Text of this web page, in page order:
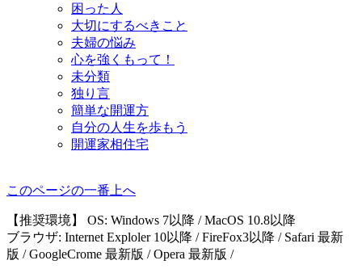
困った人
大切にするべきこと
夫婦の悩み
心を強くもって！
未分類
独り言
簡単な開運方
自分の人生を歩もう
開運家相住宅
このページの一番上へ
【推奨環境】 OS: Windows 7以降 / MacOS 10.8以降
ブラウザ: Internet Exploler 10以降 / FireFox3以降 / Safari 最新
版 / GoogleCrome 最新版 / Opera 最新版 /